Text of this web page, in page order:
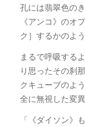
孔には翡翠色の
《アンコ》のオ
ク］するかのよ
まるで呼吸する
り思ったその刹
クキューブのよ
全に無視した変
「《ダイソン》